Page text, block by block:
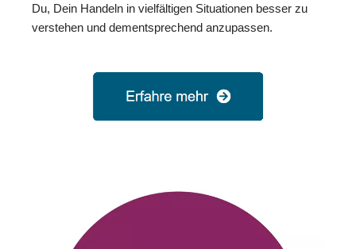
Du, Dein Handeln in vielfältigen Situationen besser zu
verstehen und dementsprechend anzupassen.